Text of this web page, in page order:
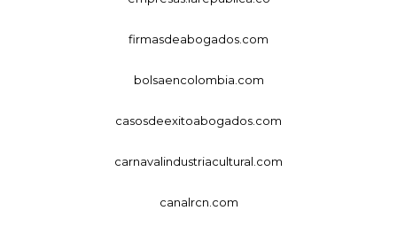
firmasdeabogados.com
bolsaencolombia.com
casosdeexitoabogados.com
carnavalindustriacultural.com
canalrcn.com